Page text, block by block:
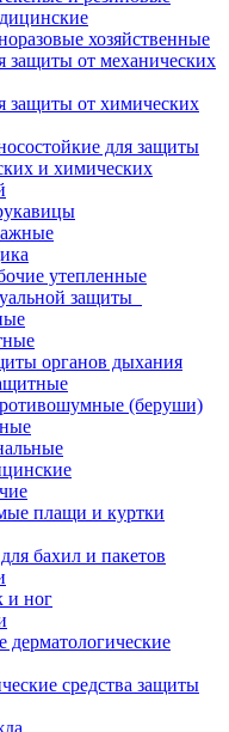
хозяйственные
защиты от механических
защиты от химических
для защиты
и химических
утепленные
защиты
органов дыхания
(беруши)
плащи и куртки
бахил и пакетов
и ног
средства защиты